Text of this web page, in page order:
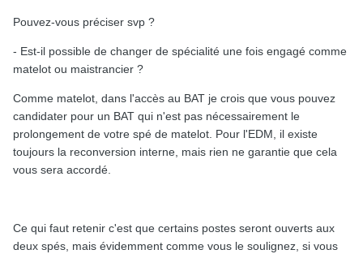
Pouvez-vous préciser svp ?
- Est-il possible de changer de spécialité une fois engagé comme
matelot ou maistrancier ?
Comme matelot, dans l'accès au BAT je crois que vous pouvez
candidater pour un BAT qui n'est pas nécessairement le
prolongement de votre spé de matelot. Pour l'EDM, il existe
toujours la reconversion interne, mais rien ne garantie que cela
vous sera accordé.
Ce qui faut retenir c'est que certains postes seront ouverts aux
deux spés, mais évidemment comme vous le soulignez, si vous